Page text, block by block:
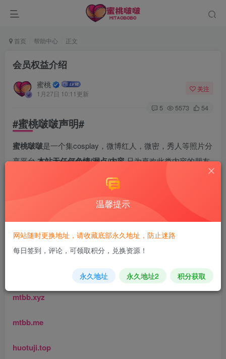
首页 帮助中心 正文
会员权益介绍
蜜桃
1月27日 10:11更新
关注
5 5573 54
#蜜桃啵啵声明#
蜜桃啵啵是一个集cosplay，微博红人，微密，秀人等照片分
享平台,本站无任何色情/漏点/内容.只为喜欢此类内容的朋友
蜜桃啵啵
致力于精品写真图片分享,
图片均来源于互联网。本站如有图片违规或涉及版权问题请
及时联系站长,我们将第一时间给与删除处理。
客服QQ|微信：715438985 在线时间9：00-22：00
间请留言，上线后会第一时间回复！
本站永久地址：（建议收藏，防主站失效）
mtbb.xyz
mtbb.me
huotuji.top
温馨提示
网站随时更换地址，请收藏底部永久地址，防止迷路
每日签到，评论，可领取积分，兑换资源！
永久地址 永久地址2 积分获取